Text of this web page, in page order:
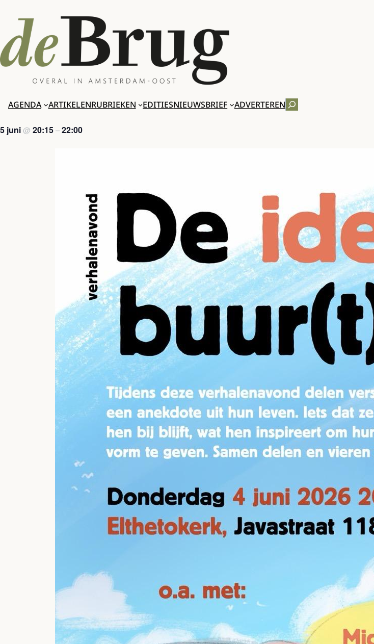
naar
inhoud
AGENDA ARTIKELENRUBRIEKEN EDITIESNIEUWSBRIEF ADVERTERENZOEKEN
5 juni@ 20:15–22:00